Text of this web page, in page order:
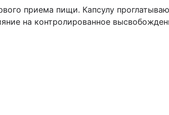
приема пищи. Капсулу
на контролированное